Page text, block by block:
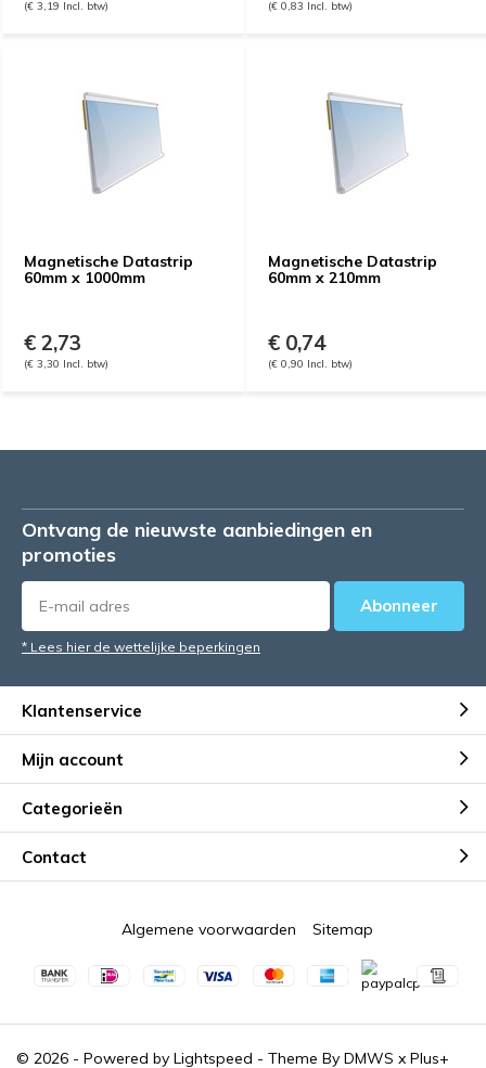
(€ 3,19 Incl. btw) (€ 0,83 Incl. btw)
Magnetische Datastrip
60mm x 1000mm
€ 2,73
(€ 3,30 Incl. btw)
Magnetische Datastrip
60mm x 210mm
€ 0,74
(€ 0,90 Incl. btw)
Ontvang de nieuwste aanbiedingen en
promoties
Abonneer
* Lees hier de wettelijke beperkingen
Klantenservice
Mijn account
Categorieën
Contact
© 2026 - Powered by Lightspeed - Theme By DMWS x Plus+
Algemene voorwaarden Sitemap